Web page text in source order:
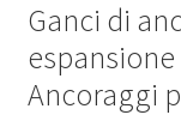
Ganci di
Ancoraggi